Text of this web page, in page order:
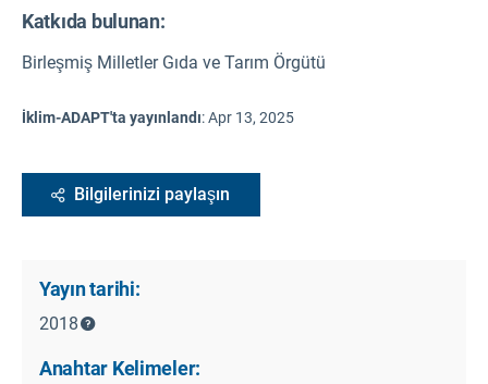
Katkıda bulunan:
Birleşmiş Milletler Gıda ve Tarım Örgütü
İklim-ADAPT'ta yayınlandı:Apr 13, 2025
Bilgilerinizi paylaşın
Yayın tarihi:
2018
Anahtar Kelimeler: